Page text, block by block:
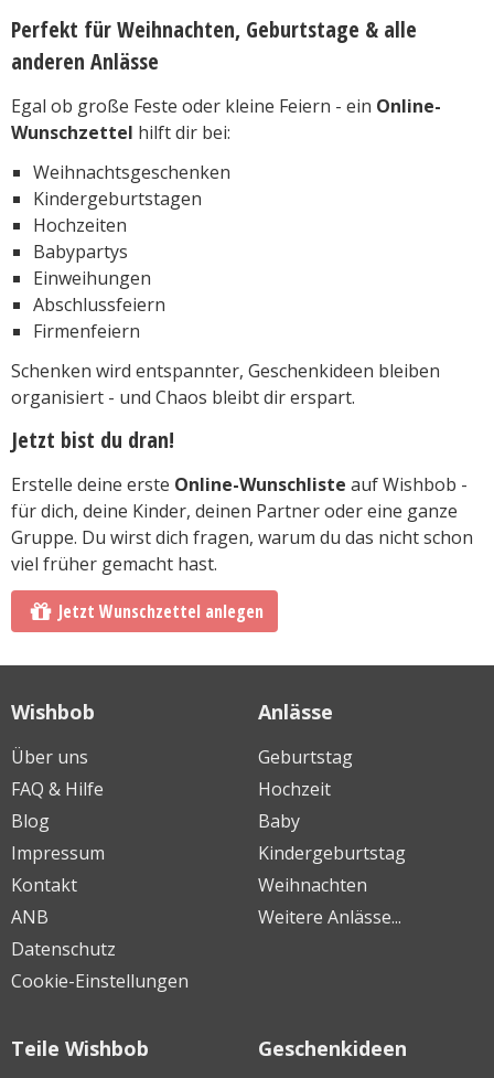
Perfekt für Weihnachten, Geburtstage & alle
anderen Anlässe
Egal ob große Feste oder kleine Feiern - ein Online-
Wunschzettel hilft dir bei:
Weihnachtsgeschenken
Kindergeburtstagen
Hochzeiten
Babypartys
Einweihungen
Abschlussfeiern
Firmenfeiern
Schenken wird entspannter, Geschenkideen bleiben
organisiert - und Chaos bleibt dir erspart.
Jetzt bist du dran!
Erstelle deine erste Online-Wunschliste auf Wishbob -
für dich, deine Kinder, deinen Partner oder eine ganze
Gruppe. Du wirst dich fragen, warum du das nicht schon
viel früher gemacht hast.
Jetzt Wunschzettel anlegen
Wishbob
Über uns
FAQ & Hilfe
Blog
Impressum
Kontakt
ANB
Datenschutz
Cookie-Einstellungen
Anlässe
Geburtstag
Hochzeit
Baby
Kindergeburtstag
Weihnachten
Weitere Anlässe...
Teile Wishbob Geschenkideen